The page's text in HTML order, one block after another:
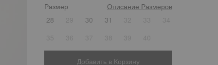
Размер
Описание Размеров
28
30 31
Добавить в Корзину